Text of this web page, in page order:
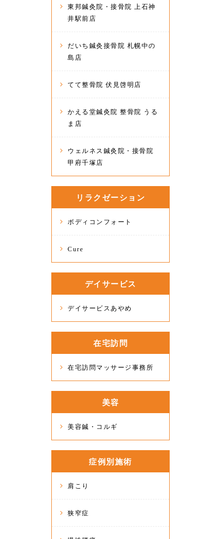
東邦鍼灸院・接骨院 上石神
井駅前店
だいち鍼灸接骨院 札幌中の
島店
てて整骨院 伏見啓明店
かえる堂鍼灸院 整骨院 うる
ま店
ウェルネス鍼灸院・接骨院
甲府千塚店
リラクゼーション
ボディコンフォート
Cure
デイサービス
デイサービスあやめ
在宅訪問
在宅訪問マッサージ事務所
美容
美容鍼・コルギ
症例別施術
肩こり
狭窄症